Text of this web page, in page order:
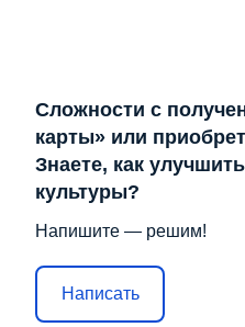
Сложности с
карты» или
Знаете, как
культуры?
Напишите — решим!
Написать